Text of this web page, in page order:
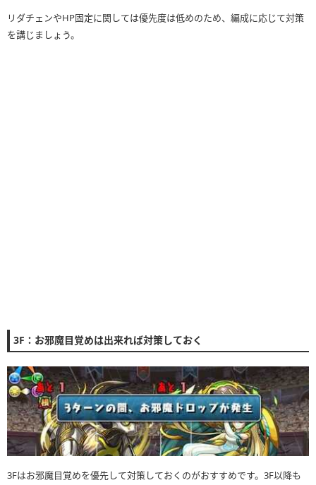
リダチェンやHP固定に関しては優先度は低めのため、編成に応じて対策
を講じましょう。
3F：お邪魔目覚めは出来れば対策しておく
3Fはお邪魔目覚めを優先して対策しておくのがおすすめです。3F以降も